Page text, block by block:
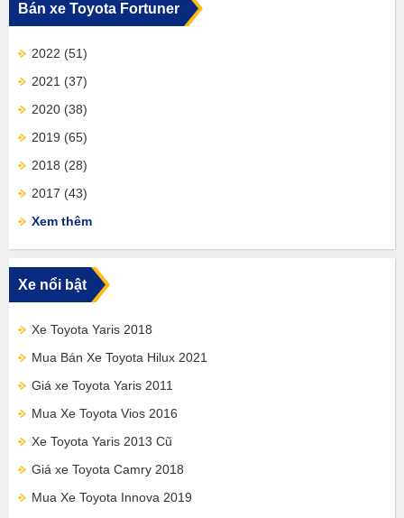
Bán xe Toyota Fortuner
2022 (51)
2021 (37)
2020 (38)
2019 (65)
2018 (28)
2017 (43)
Xem thêm
Xe nổi bật
Xe Toyota Yaris 2018
Mua Bán Xe Toyota Hilux 2021
Giá xe Toyota Yaris 2011
Mua Xe Toyota Vios 2016
Xe Toyota Yaris 2013 Cũ
Giá xe Toyota Camry 2018
Mua Xe Toyota Innova 2019